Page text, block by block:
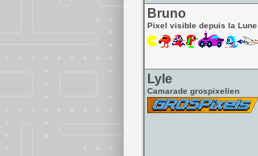
Bruno
Pixel visible depuis la Lune
Lyle
Camarade grospixelien